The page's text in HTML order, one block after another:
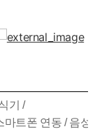
기 /
마트폰 연동 / 음성